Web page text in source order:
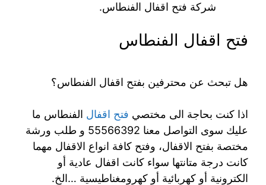
شركة فتح اقفال الفنطاس.
فتح اقفال الفنطاس
هل تبحث عن محترفين بفتح اقفال الفنطاس؟
اذا كنت بحاجة الى مختصي فتح اقفال الفنطاس ما
عليك سوى التواصل معنا 55566392 و طلب ورشة
مختصة بفتح الاقفال، وفتح كافة انواع الاقفال مهما
كانت درجة متانتها سواء كانت اقفال عادية أو
الكترونية أو كهربائية أو كهرومغناطيسية …الخ.